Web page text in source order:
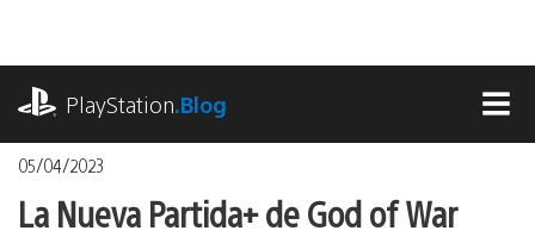
contenido
PlayStation.Blog
05/04/2023
La Nueva Partida+ de God of War